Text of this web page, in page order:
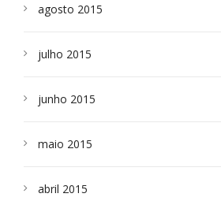
agosto 2015
julho 2015
junho 2015
maio 2015
abril 2015